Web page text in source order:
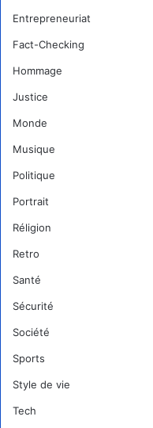
Entrepreneuriat
Fact-Checking
Hommage
Justice
Monde
Musique
Politique
Portrait
Réligion
Retro
Santé
Sécurité
Société
Sports
Style de vie
Tech